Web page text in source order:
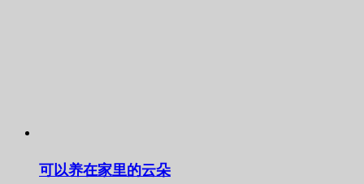
可以养在家里的云朵